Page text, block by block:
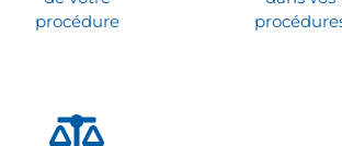
procédure